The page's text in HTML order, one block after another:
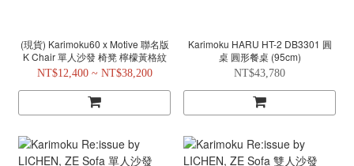
(現貨) Karimoku60 x Motive 聯名版
K Chair 單人沙發 椅凳 檸檬黃格紋
NT$12,400 ~ NT$38,200
Karimoku HARU HT-2 DB3301 圓
桌 圓形餐桌 (95cm)
NT$43,780